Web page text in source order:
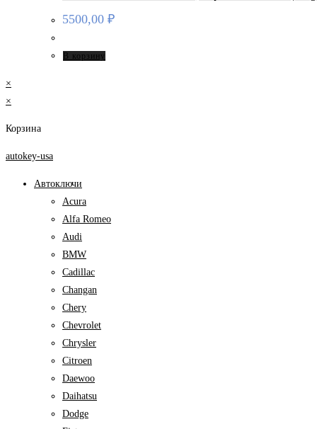
5500,00 ₽
В корзину
×
×
Корзина
autokey-usa
Автоключи
Acura
Alfa Romeo
Audi
BMW
Cadillac
Changan
Chery
Chevrolet
Chrysler
Citroen
Daewoo
Daihatsu
Dodge